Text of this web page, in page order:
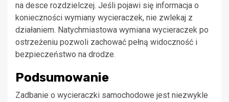
na desce rozdzielczej. Jeśli pojawi się informacja o
konieczności wymiany wycieraczek, nie zwlekaj z
działaniem. Natychmiastowa wymiana wycieraczek po
ostrzeżeniu pozwoli zachować pełną widoczność i
bezpieczeństwo na drodze.
Podsumowanie
Zadbanie o wycieraczki samochodowe jest niezwykle